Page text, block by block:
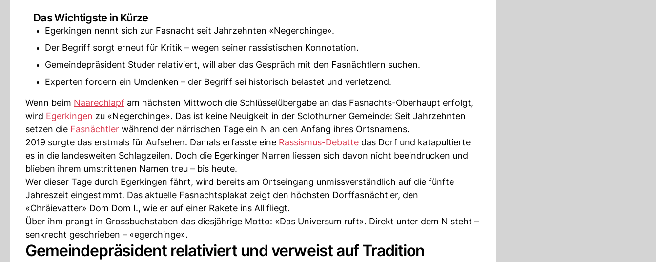
Das Wichtigste in Kürze
Egerkingen nennt sich zur Fasnacht seit Jahrzehnten «Negerchinge».
Der Begriff sorgt erneut für Kritik – wegen seiner rassistischen Konnotation.
Gemeindepräsident Studer relativiert, will aber das Gespräch mit den Fasnächtlern suchen.
Experten fordern ein Umdenken – der Begriff sei historisch belastet und verletzend.
Wenn beim Naarechlapf am nächsten Mittwoch die Schlüsselübergabe an das Fasnachts-Oberhaupt erfolgt,
wird Egerkingen zu «Negerchinge». Das ist keine Neuigkeit in der Solothurner Gemeinde: Seit Jahrzehnten
setzen die Fasnächtler während der närrischen Tage ein N an den Anfang ihres Ortsnamens.
2019 sorgte das erstmals für Aufsehen. Damals erfasste eine Rassismus-Debatte das Dorf und katapultierte
es in die landesweiten Schlagzeilen. Doch die Egerkinger Narren liessen sich davon nicht beeindrucken und
blieben ihrem umstrittenen Namen treu – bis heute.
Wer dieser Tage durch Egerkingen fährt, wird bereits am Ortseingang unmissverständlich auf die fünfte
Jahreszeit eingestimmt. Das aktuelle Fasnachtsplakat zeigt den höchsten Dorffasnächtler, den
«Chräievatter» Dom Dom I., wie er auf einer Rakete ins All fliegt.
Über ihm prangt in Grossbuchstaben das diesjährige Motto: «Das Universum ruft». Direkt unter dem N steht –
senkrecht geschrieben – «egerchinge».
Gemeindepräsident relativiert und verweist auf Tradition